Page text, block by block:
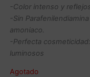
-Color intenso y
-Sin
amoniaco.
-Perfecta
luminosos
Agotado